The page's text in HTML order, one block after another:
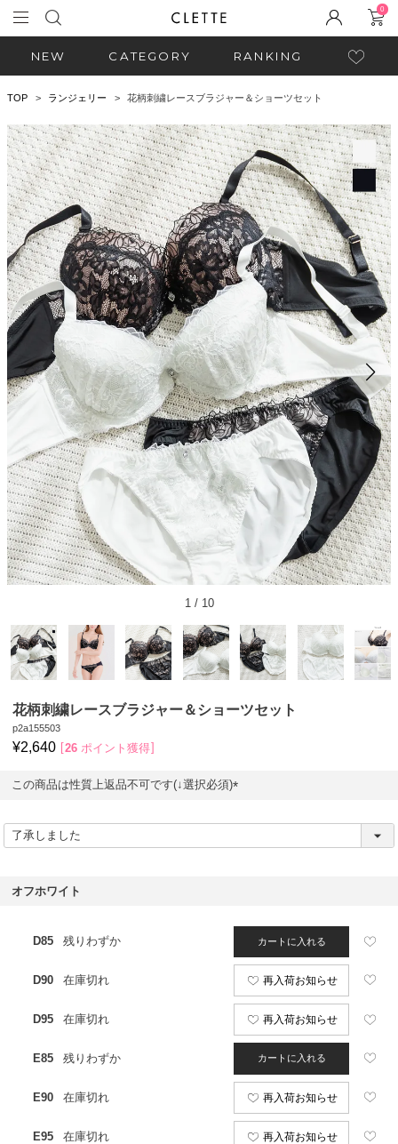
0
NEW CATEGORY RANKING
TOP ランジェリー 花柄刺繍レースブラジャー＆ショーツセット
1/ 10
花柄刺繍レースブラジャー＆ショーツセット
p2a155503
¥2,640 26 ポイント獲得
この商品は性質上返品不可です(↓選択必須)
必
オフホワイト
D85 残りわずか カートに入れる
D90 在庫切れ 再入荷お知らせ
D95 在庫切れ 再入荷お知らせ
E85 残りわずか カートに入れる
E90 在庫切れ 再入荷お知らせ
E95 在庫切れ 再入荷お知らせ